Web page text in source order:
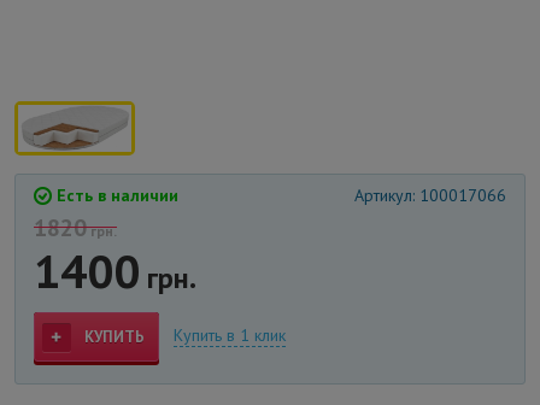
Есть в наличии Артикул: 100017066
1820грн.
1400 грн.
КУПИТЬ Купить в 1 клик